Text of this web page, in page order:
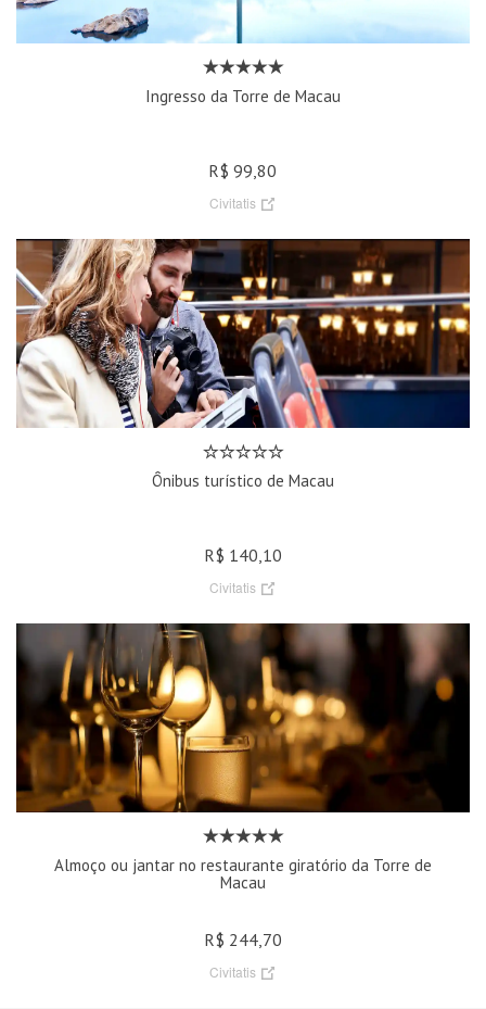
Ingresso da Torre de Macau
R$ 99,80
Civitatis
Ônibus turístico de Macau
R$ 140,10
Civitatis
Almoço ou jantar no restaurante giratório da Torre de
Macau
R$ 244,70
Civitatis